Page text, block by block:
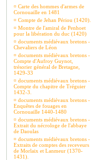
¤ Carte des hommes d'armes de
Cornouaille en 1481
¤ Compte de Jehan Périou (1420).
¤ Montre de l'amiral de Penhoet
pour la libération du duc (1420)
¤ documents médiévaux bretons -
Chevaliers de Léon
¤ documents médiévaux bretons -
Compte d'Aufroy Guynot,
trésorier général de Bretagne,
1429-33
¤ documents médiévaux bretons -
Compte du chapitre de Tréguier
1432-3.
¤ documents médiévaux bretons -
Enquêtes de fouages en
Cornouaille 1440-1480
¤ documents médiévaux bretons -
Extrait du nécrologe de l'abbaye
de Daoulas
¤ documents médiévaux bretons -
Extraits de comptes des receveurs
de Morlaix et Lanmeur (1370-
1431).